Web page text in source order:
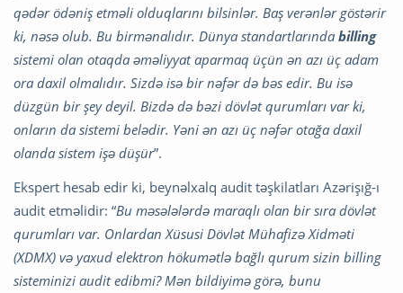
qədər ödəniş etməli olduqlarını bilsinlər. Baş verənlər göstərir
ki, nəsə olub. Bu birmənalıdır. Dünya standartlarında billing
sistemi olan otaqda əməliyyat aparmaq üçün ən azı üç adam
ora daxil olmalıdır. Sizdə isə bir nəfər də bəs edir. Bu isə
düzgün bir şey deyil. Bizdə də bəzi dövlət qurumları var ki,
onların da sistemi belədir. Yəni ən azı üç nəfər otağa daxil
olanda sistem işə düşür”.
Ekspert hesab edir ki, beynəlxalq audit təşkilatları Azərişığ-ı
audit etməlidir: “Bu məsələlərdə maraqlı olan bir sıra dövlət
qurumları var. Onlardan Xüsusi Dövlət Mühafizə Xidməti
(XDMX) və yaxud elektron hökumətlə bağlı qurum sizin billing
sisteminizi audit edibmi? Mən bildiyimə görə, bunu